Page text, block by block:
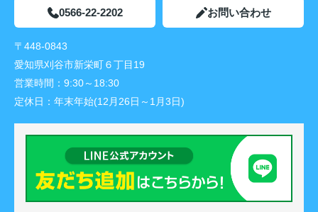
0566-22-2202 お問い合わせ
〒448-0843
愛知県刈谷市新栄町６丁目19
営業時間： 9:30～18:30
定休日： 年末年始(12月26日～1月3日)